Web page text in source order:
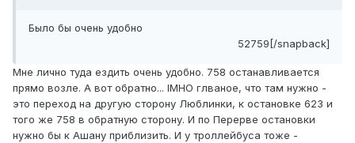
Было бы очень удобно
52759[/snapback]
Мне лично туда ездить очень удобно. 758 останавливается
прямо возле. А вот обратно... IMHO глваное, что там нужно -
это переход на другую сторону Люблинки, к остановке 623 и
того же 758 в обратную сторону. И по Перерве остановки
нужно бы к Ашану приблизить. И у троллейбуса тоже -